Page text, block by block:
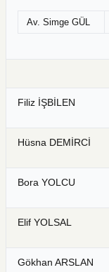
Av. Simge GÜL
Filiz İŞBİLEN
Hüsna DEMİRCİ
Bora YOLCU
Elif YOLSAL
Gökhan ARSLAN